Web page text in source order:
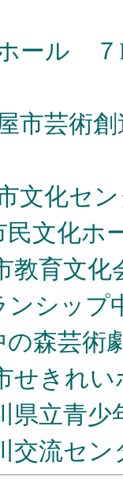
力ホ
市芸術
市文化
民文
市教育
ンシッ
の森
せきれ
県立青
交流セン